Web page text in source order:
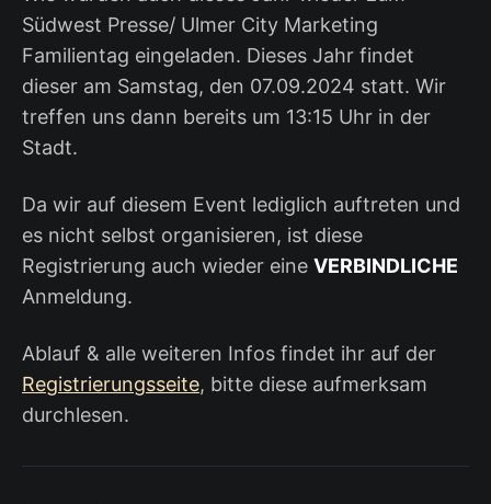
Südwest Presse/ Ulmer City Marketing
Familientag eingeladen. Dieses Jahr findet
dieser am Samstag, den 07.09.2024 statt. Wir
treffen uns dann bereits um 13:15 Uhr in der
Stadt.
Da wir auf diesem Event lediglich auftreten und
es nicht selbst organisieren, ist diese
Registrierung auch wieder eine VERBINDLICHE
Anmeldung.
Ablauf & alle weiteren Infos findet ihr auf der
Registrierungsseite, bitte diese aufmerksam
durchlesen.